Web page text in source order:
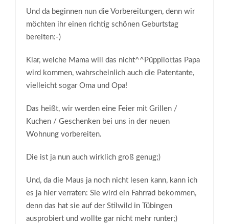
Und da beginnen nun die Vorbereitungen, denn wir
möchten ihr einen richtig schönen Geburtstag
bereiten:-)
Klar, welche Mama will das nicht^^Püppilottas Papa
wird kommen, wahrscheinlich auch die Patentante,
vielleicht sogar Oma und Opa!
Das heißt, wir werden eine Feier mit Grillen /
Kuchen / Geschenken bei uns in der neuen
Wohnung vorbereiten.
Die ist ja nun auch wirklich groß genug;)
Und, da die Maus ja noch nicht lesen kann, kann ich
es ja hier verraten: Sie wird ein Fahrrad bekommen,
denn das hat sie auf der Stilwild in Tübingen
ausprobiert und wollte gar nicht mehr runter;)